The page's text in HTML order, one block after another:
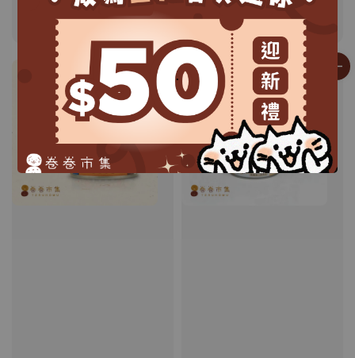
.
惜時／好鮮原汁湯罐
Regular
MOP$ 13.0
怪獸部落／無膠鮮肉煲
Regular
price
MOP$ 14.0